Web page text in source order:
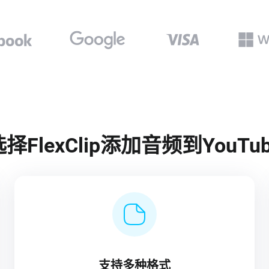
FlexClip添加音频到
支持多种格式